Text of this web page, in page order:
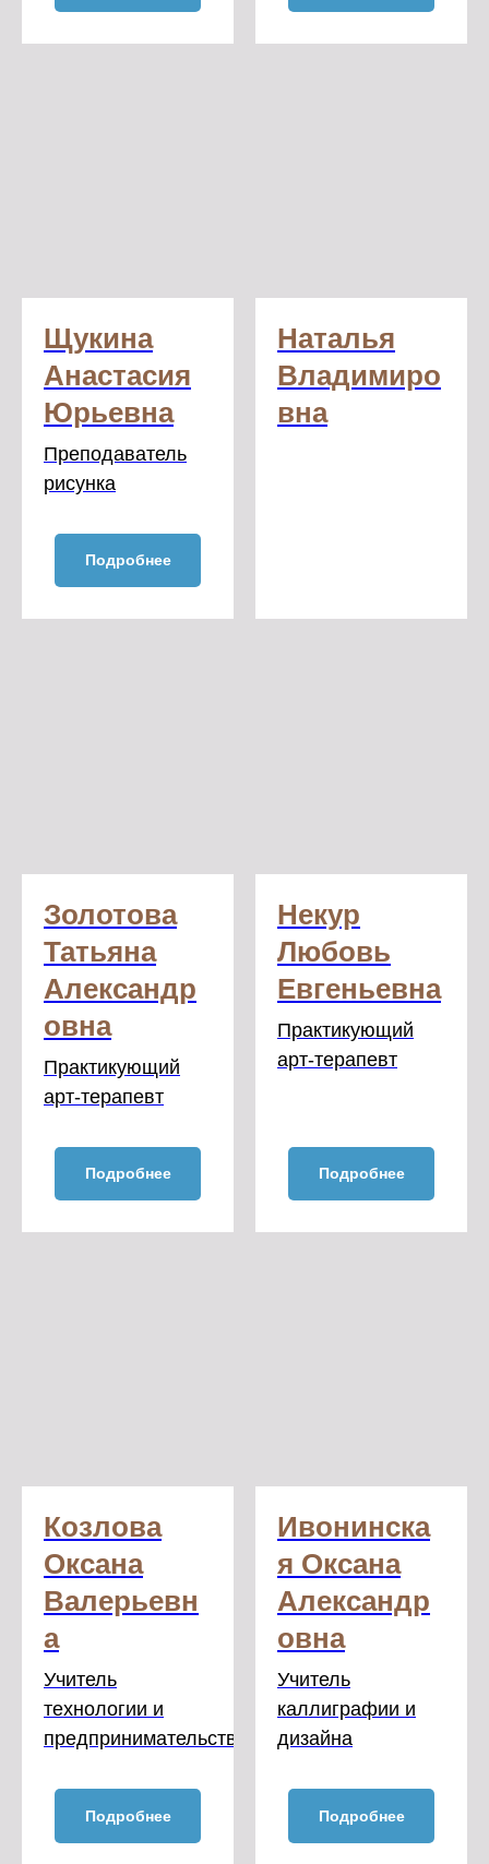
Щукина
Анастасия
Юрьевна
Преподаватель
рисунка
Подробнее
Наталья
Владимиро
вна
Золотова
Татьяна
Александр
овна
Практикующий
арт-терапевт
Подробнее
Некур
Любовь
Евгеньевна
Практикующий
арт-терапевт
Подробнее
Козлова
Оксана
Валерьевн
а
Учитель
технологии и
предпринимательства.
Подробнее
Ивонинска
я Оксана
Александр
овна
Учитель
каллиграфии и
дизайна
Подробнее
Истоки на карте Подольска — Яндекс Карты